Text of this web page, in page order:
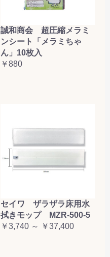
誠和商会 超圧縮メラミ
ンシート「メラミちゃ
ん」10枚入
￥880
セイワ ザラザラ床用水
拭きモップ MZR-500-5
￥3,740 ～ ￥37,400